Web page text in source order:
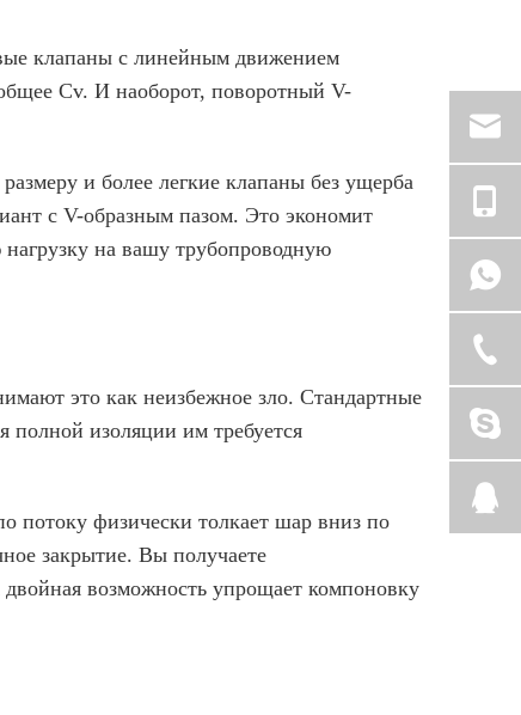
клапаны с линейным движением
Cv. И наоборот, поворотный V-
и более легкие клапаны без ущерба
с V-образным пазом. Это экономит
на вашу трубопроводную
это как неизбежное зло. Стандартные
полной изоляции им требуется
потоку физически толкает шар вниз по
закрытие. Вы получаете
возможность упрощает компоновку